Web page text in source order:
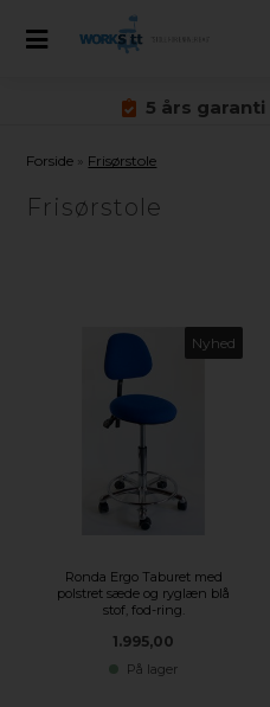
5 års garanti
Forside » Frisørstole
Frisørstole
Nyhed
Ronda Ergo Taburet med
polstret sæde og ryglæn blå
stof, fod-ring.
1.995,00
På lager